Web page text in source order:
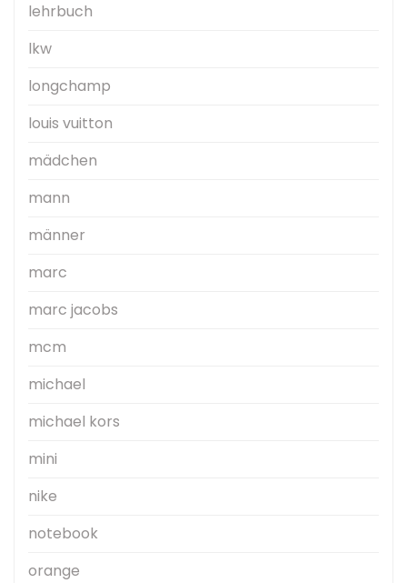
lehrbuch
lkw
longchamp
louis vuitton
mädchen
mann
männer
marc
marc jacobs
mcm
michael
michael kors
mini
nike
notebook
orange